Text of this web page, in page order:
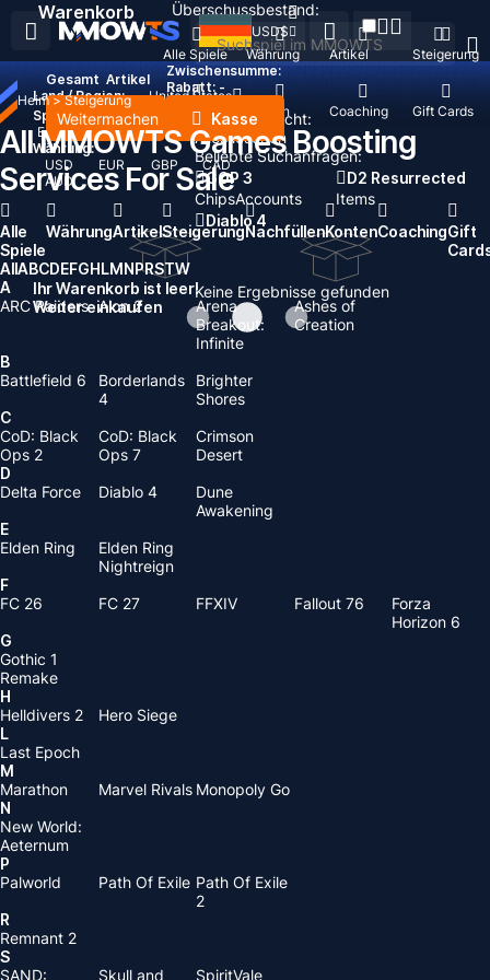
Zuletzt gesucht:
Alles löschen
Beliebte Suchanfragen:
GOP 3
ChipsAccounts
D2 Resurrected
Items
Diablo 4
Keine Ergebnisse gefunden
Alle Spiele Währung Artikel Steigerung
Nachfüllen Konten Coaching Gift Cards
USD$
Land / Region:
United States
Sprache:
English
Deutsch Français
Español
Währung:
USD
EUR GBP
CAD
AUD
Warenkorb
Gesamt Artikel
Zwischensumme:
Rabatt: -
Weitermachen Kasse
Ihr Warenkorb ist leer!
Weiter einkaufen
Überschussbestand:
Heim > Steigerung
All MMOWTS Games Boosting
Services For Sale
Alle
Spiele
WährungArtikelSteigerungNachfüllenKontenCoachingGift
AllABCDEFGHLMNPRSTW
A
ARC Raiders Aion 2
Arena
Breakout:
Infinite
Ashes of
Creation
B
Battlefield 6
Borderlands
4
Brighter
Shores
C
CoD: Black
Ops 2
CoD: Black
Ops 7
Crimson
Desert
D
Delta Force
Diablo 4
Dune
Awakening
E
Elden Ring
Elden Ring
Nightreign
F
FC 26
FC 27 FFXIV Fallout 76
Forza
Horizon 6
G
Gothic 1
Remake
H
Helldivers 2
Hero Siege
L
Last Epoch
M
Marathon
Marvel Rivals Monopoly Go
N
New World:
Aeternum
P
Palworld
Path Of Exile Path Of Exile
2
R
Remnant 2
S
SAND:
Skull and SpiritVale